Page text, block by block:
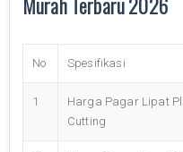
No Spesifikasi
1
Harga Pagar Lipat
Cutting